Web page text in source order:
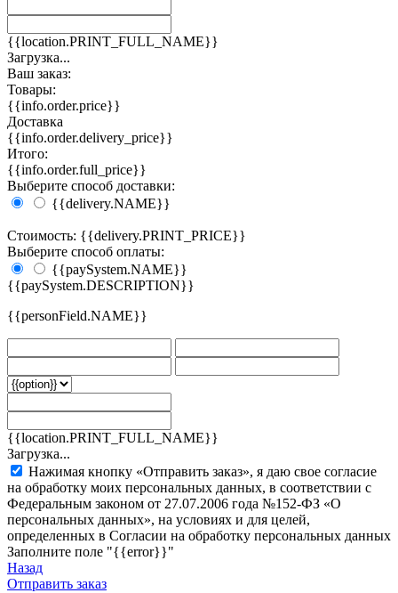
{{location.PRINT_FULL_NAME}}
Загрузка...
Ваш заказ:
Товары:
{{info.order.price}}
Доставка
{{info.order.delivery_price}}
Итого:
{{info.order.full_price}}
Выберите способ доставки:
{{delivery.NAME}}
Стоимость: {{delivery.PRINT_PRICE}}
Выберите способ оплаты:
{{paySystem.NAME}}
{{paySystem.DESCRIPTION}}
{{personField.NAME}}
{{location.PRINT_FULL_NAME}}
Загрузка...
Нажимая кнопку «Отправить заказ», я даю свое согласие
на обработку моих персональных данных, в соответствии с
Федеральным законом от 27.07.2006 года №152-ФЗ «О
персональных данных», на условиях и для целей,
определенных в Согласии на обработку персональных данных
Заполните поле "{{error}}"
Назад
Отправить заказ